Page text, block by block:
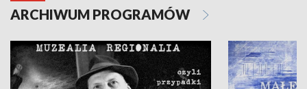
ARCHIWUM PROGRAMÓW